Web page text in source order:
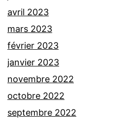
avril 2023
mars 2023
février 2023
janvier 2023
novembre 2022
octobre 2022
septembre 2022